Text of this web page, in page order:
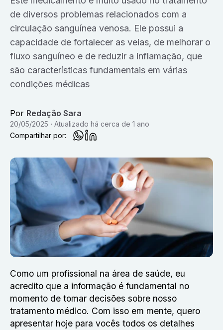
de diversos problemas relacionados com a
circulação sanguínea venosa. Ele possui a
capacidade de fortalecer as veias, de melhorar o
fluxo sanguíneo e de reduzir a inflamação, que
são características fundamentais em várias
condições médicas
Por Redação Sara
20/05/2025 Atualizado há cerca de 1 ano
Compartilhar por:
Como um profissional na área de saúde, eu
acredito que a informação é fundamental no
momento de tomar decisões sobre nosso
tratamento médico. Com isso em mente, quero
apresentar hoje para vocês todos os detalhes